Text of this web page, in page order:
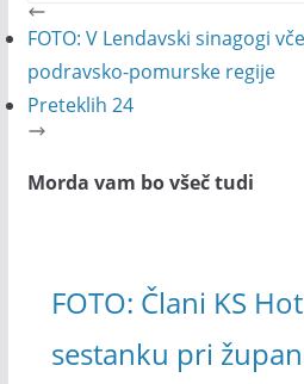
FOTO: V Lendavski sinagogi
podravsko-pomurske regije
Preteklih 24
Morda vam bo všeč tudi
FOTO: Člani KS
sestanku pri